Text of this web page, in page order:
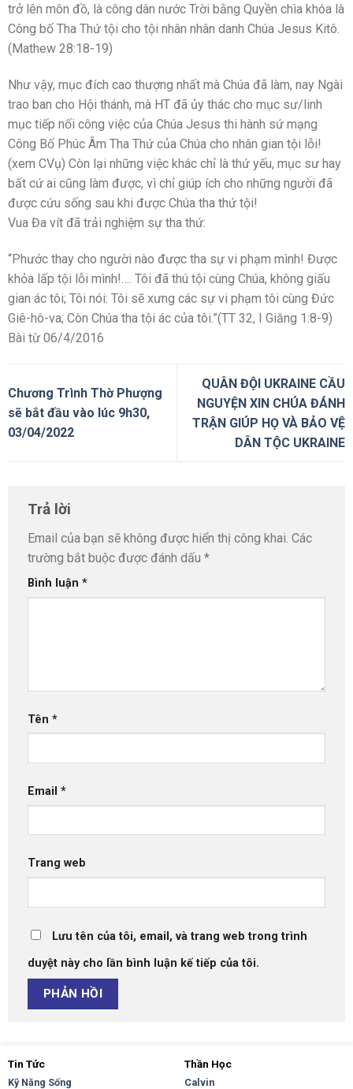
trở lên môn đồ, là công dân nước Trời bằng Quyền chìa khóa là
Công bố Tha Thứ tội cho tội nhân nhân danh Chúa Jesus Kitô.
(Mathew 28:18-19)
Như vậy, mục đích cao thượng nhất mà Chúa đã làm, nay Ngài
trao ban cho Hội thánh, mà HT đã ủy thác cho mục sư/linh
mục tiếp nối công việc của Chúa Jesus thi hành sứ mạng
Công Bố Phúc Âm Tha Thứ của Chúa cho nhân gian tội lỗi!
(xem CVụ) Còn lại những việc khác chỉ là thứ yếu, mục sư hay
bất cứ ai cũng làm được, vì chỉ giúp ích cho những người đã
được cứu sống sau khi được Chúa tha thứ tội!
Vua Đa vít đã trải nghiệm sự tha thứ:
“Phước thay cho người nào được tha sự vi phạm mình! Được
khỏa lấp tội lỗi mình!…. Tôi đã thú tội cùng Chúa, không giấu
gian ác tôi; Tôi nói: Tôi sẽ xưng các sự vi phạm tôi cùng Đức
Giê-hô-va; Còn Chúa tha tội ác của tôi.”(TT 32, I Giăng 1:8-9)
Bài từ 06/4/2016
Chương Trình Thờ Phượng
sẽ bắt đầu vào lúc 9h30,
03/04/2022
QUÂN ĐỘI UKRAINE CẦU
NGUYỆN XIN CHÚA ĐÁNH
TRẬN GIÚP HỌ VÀ BẢO VỆ
DÂN TỘC UKRAINE
Trả lời
Email của bạn sẽ không được hiển thị công khai. Các
trường bắt buộc được đánh dấu *
Bình luận *
Tên *
Email *
Trang web
Lưu tên của tôi, email, và trang web trong trình
duyệt này cho lần bình luận kế tiếp của tôi.
Tin Tức
Kỹ Năng Sống
Thần Học
Calvin